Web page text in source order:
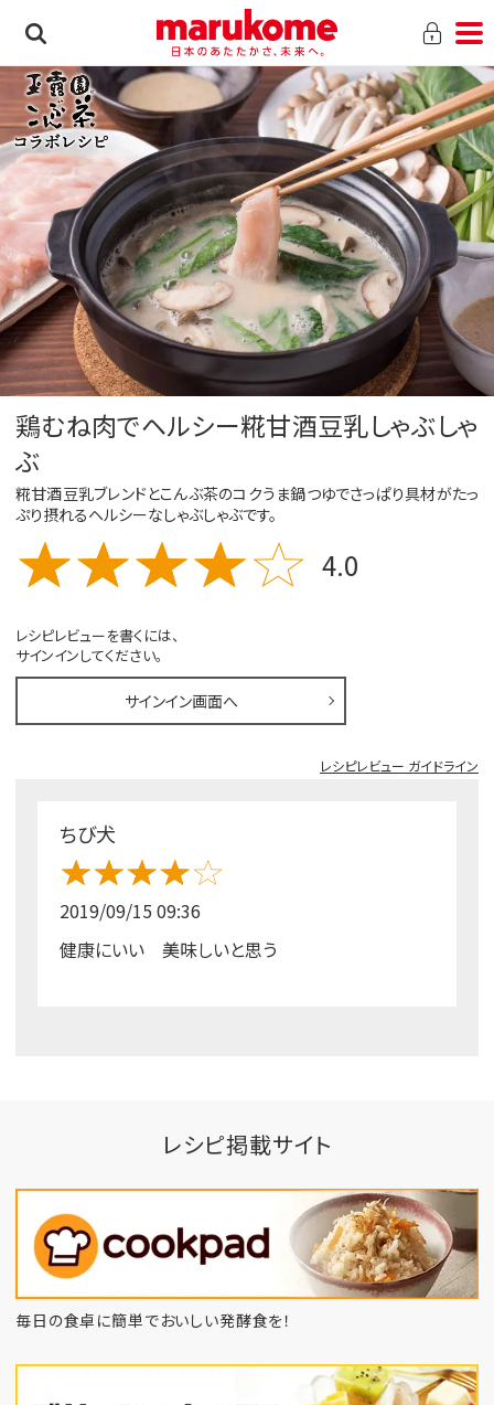
鶏むね肉でヘルシー糀甘酒豆乳しゃぶしゃ
ぶ
糀甘酒豆乳ブレンドとこんぶ茶のコクうま鍋つゆでさっぱり具材がたっ
ぷり摂れるヘルシーなしゃぶしゃぶです。
4.0
レシピレビューを書くには、
サインインしてください。
サインイン画面へ
レシピレビュー ガイドライン
ちび犬
2019/09/15 09:36
健康にいい 美味しいと思う
レシピ掲載サイト
毎日の食卓に簡単でおいしい発酵食を！